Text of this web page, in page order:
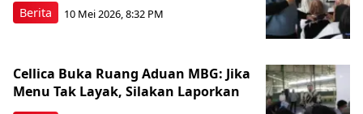
Berita 10 Mei 2026, 8:32 PM
Cellica Buka Ruang Aduan MBG: Jika
Menu Tak Layak, Silakan Laporkan